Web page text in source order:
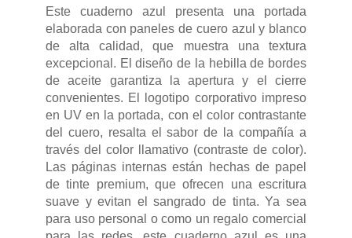
Este cuaderno azul presenta una portada
elaborada con paneles de cuero azul y blanco
de alta calidad, que muestra una textura
excepcional. El diseño de la hebilla de bordes
de aceite garantiza la apertura y el cierre
convenientes. El logotipo corporativo impreso
en UV en la portada, con el color contrastante
del cuero, resalta el sabor de la compañía a
través del color llamativo (contraste de color).
Las páginas internas están hechas de papel
de tinte premium, que ofrecen una escritura
suave y evitan el sangrado de tinta. Ya sea
para uso personal o como un regalo comercial